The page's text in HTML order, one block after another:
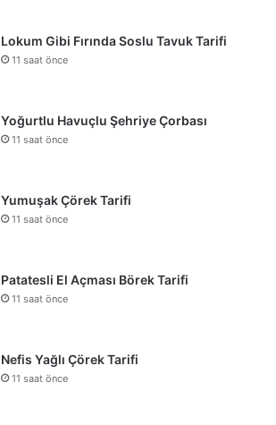
Lokum Gibi Fırında Soslu Tavuk Tarifi
11 saat önce
Yoğurtlu Havuçlu Şehriye Çorbası
11 saat önce
Yumuşak Çörek Tarifi
11 saat önce
Patatesli El Açması Börek Tarifi
11 saat önce
Nefis Yağlı Çörek Tarifi
11 saat önce